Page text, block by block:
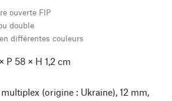
ouverte FIP
double
différentes couleurs
P 58 × H 1,2 cm
(origine : Ukraine), 12 mm,